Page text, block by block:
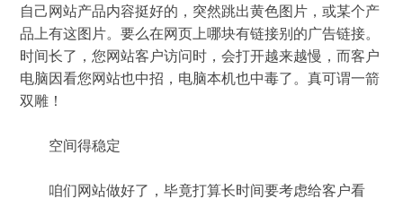
自己网站产品内容挺好的，突然跳出黄色图片，或某个产
品上有这图片。要么在网页上哪块有链接别的广告链接。
时间长了，您网站客户访问时，会打开越来越慢，而客户
电脑因看您网站也中招，电脑本机也中毒了。真可谓一箭
双雕！
空间得稳定
咱们网站做好了，毕竟打算长时间要考虑给客户看